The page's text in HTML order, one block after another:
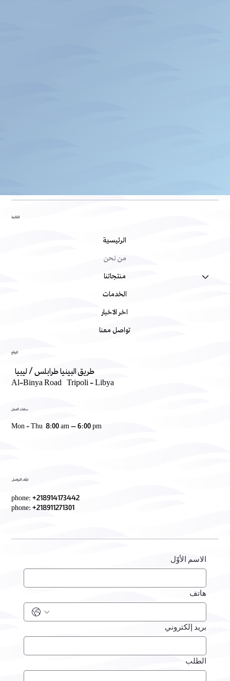
القائمة
الرئيسية
من نحن
منتجاتنا
الخدمات
اخر الاخبار
تواصل معنا
الموقع
Al-Binya Road Tripoli - Libya
ساعات العمل
Mon - Thu 8:00 am – 6:00 pm
ارقام التواصل
phone: +218914173442
phone: +218911271301
الاسم الأوّل
هاتف
بريد إلكتروني
الطلب